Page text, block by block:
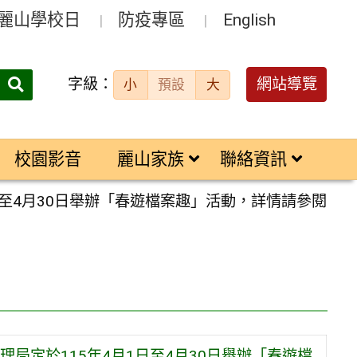
山學校日 防疫專區 English
搜
字級： 小 預設 大 網站導覽
校園影音 麗山家族 聯絡資訊
4月30日舉辦「春遊檔案趣」活動，詳情請參閱